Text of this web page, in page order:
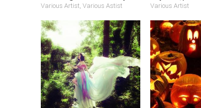
Various Artist, Various Astist Various Artist